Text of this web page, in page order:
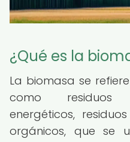
¿Qué es la
La biomasa se
como residuos
energéticos,
orgánicos, que se